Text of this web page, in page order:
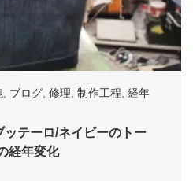
ブログ 修理 制作工程 経年
ッテーロ/ネイビーのトー
経年変化